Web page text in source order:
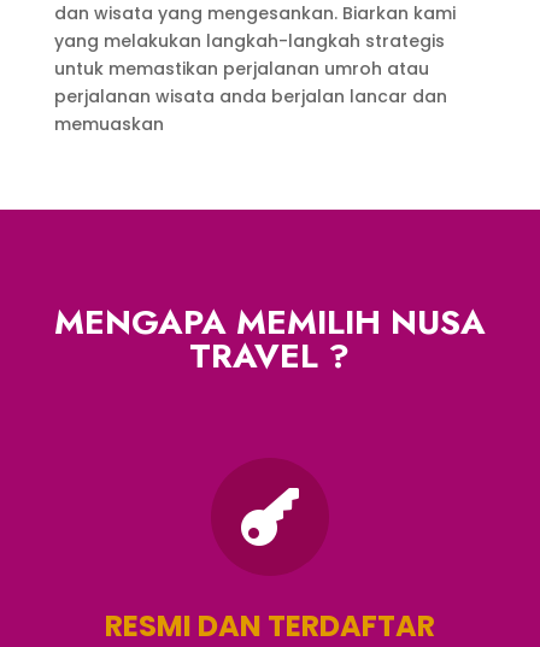
dan wisata yang mengesankan. Biarkan kami
yang melakukan langkah-langkah strategis
untuk memastikan perjalanan umroh atau
perjalanan wisata anda berjalan lancar dan
memuaskan
MENGAPA MEMILIH NUSA
TRAVEL ?

RESMI DAN TERDAFTAR